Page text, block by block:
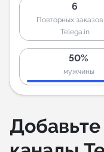
6
Повторных заказов
Telega.in
50%
мужчины